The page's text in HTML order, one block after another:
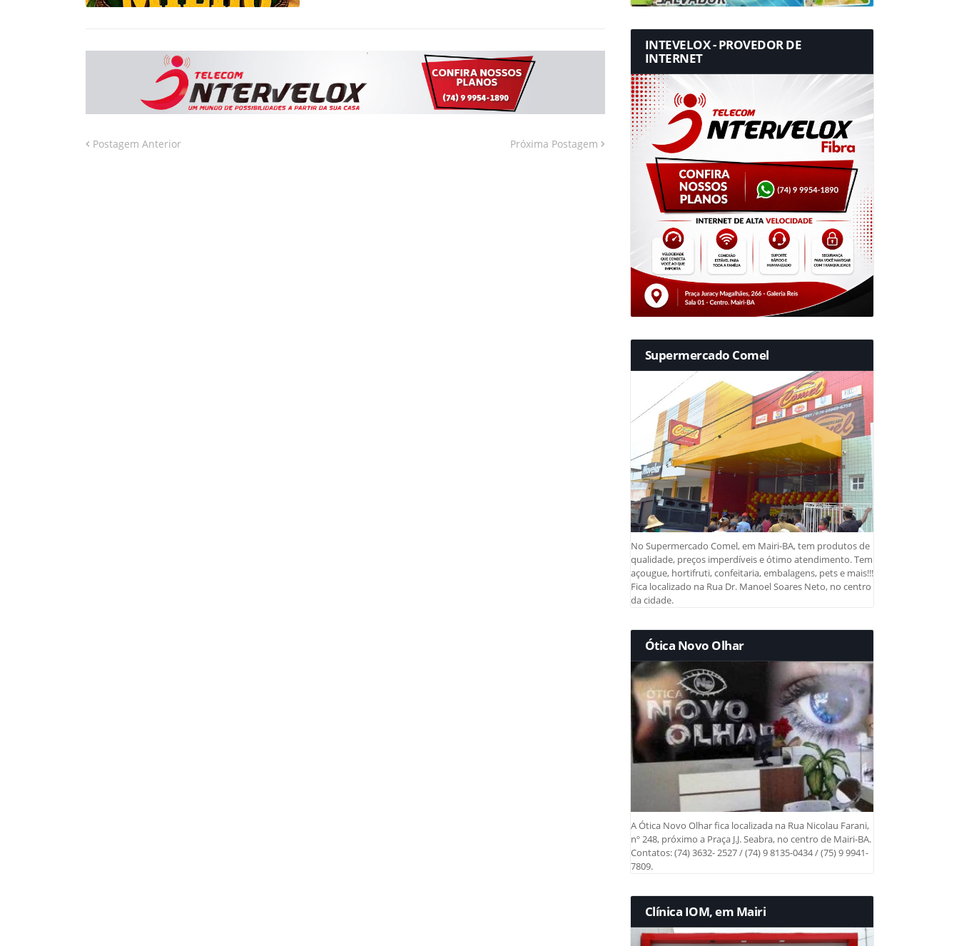
Postagem Anterior Próxima Postagem
INTEVELOX - PROVEDOR DE
INTERNET
Supermercado Comel
No Supermercado Comel, em Mairi-BA, tem produtos de
qualidade, preços imperdíveis e ótimo atendimento. Tem
açougue, hortifruti, confeitaria, embalagens, pets e mais!!!
Fica localizado na Rua Dr. Manoel Soares Neto, no centro
da cidade.
Ótica Novo Olhar
A Ótica Novo Olhar fica localizada na Rua Nicolau Farani,
nº 248, próximo a Praça J.J. Seabra, no centro de Mairi-BA.
Contatos: (74) 3632- 2527 / (74) 9 8135-0434 / (75) 9 9941-
7809.
Clínica IOM, em Mairi